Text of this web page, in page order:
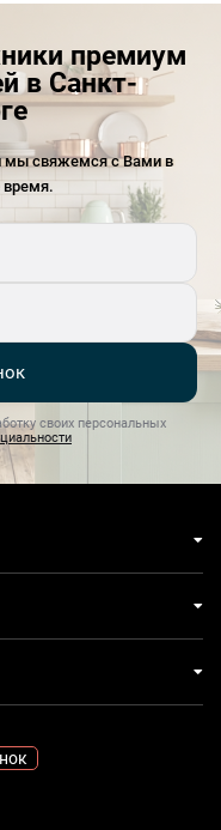
премиум
в Санкт-
мы свяжемся с Вами в
время.
своих персональных